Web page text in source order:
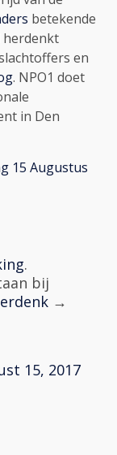
betekende
herdenkt
en
. NPO1 doet
in Den
15 Augustus
.
bij
→
15, 2017